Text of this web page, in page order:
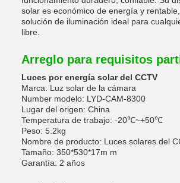
solar es económico de energía y
solución de iluminación ideal para
libre.
Arreglo para requisitos
Luces por energía solar del CCTV
Marca: Luz solar de la cámara
Number modelo: LYD-CAM-8300
Lugar del origen: China
Temperatura de trabajo: -20℃~+50℃
Peso: 5.2kg
Nombre de producto: Luces solares del
Tamaño: 350*530*17m m
Garantía: 2 años